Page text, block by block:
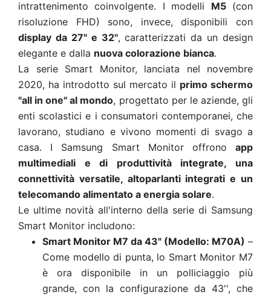
intrattenimento coinvolgente. I modelli M5(con
risoluzione FHD) sono, invece, disponibili con
display da 27'' e 32'', caratterizzati da un design
elegante e dalla nuova colorazione bianca.
La serie Smart Monitor, lanciata nel novembre
2020, ha introdotto sul mercato il primo schermo
"all in one" al mondo, progettato per le aziende, gli
enti scolastici e i consumatori contemporanei, che
lavorano, studiano e vivono momenti di svago a
casa. I Samsung Smart Monitor offrono app
multimediali e di produttività integrate, una
connettività versatile, altoparlanti integrati e un
telecomando alimentato a energia solare.
Le ultime novità all'interno della serie di Samsung
Smart Monitor includono:
Smart Monitor M7 da 43" (Modello: M70A) –
Come modello di punta, lo Smart Monitor M7
è ora disponibile in un polliciaggio più
grande, con la configurazione da 43'', che